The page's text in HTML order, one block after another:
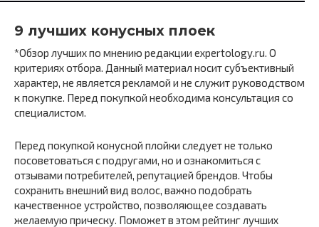
9 лучших конусных плоек
*Обзор лучших по мнению редакции expertology.ru. О
критериях отбора. Данный материал носит субъективный
характер, не является рекламой и не служит руководством
к покупке. Перед покупкой необходима консультация со
специалистом.
Перед покупкой конусной плойки следует не только
посоветоваться с подругами, но и ознакомиться с
отзывами потребителей, репутацией брендов. Чтобы
сохранить внешний вид волос, важно подобрать
качественное устройство, позволяющее создавать
желаемую прическу. Поможет в этом рейтинг лучших